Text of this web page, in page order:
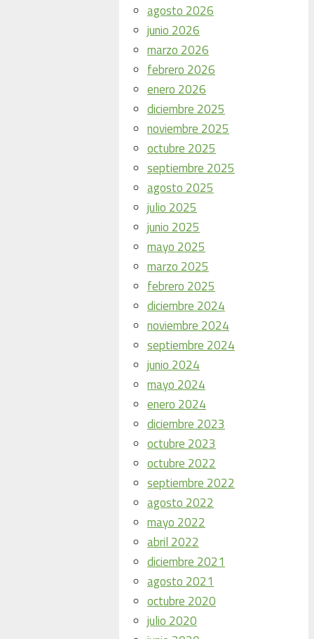
agosto 2026
junio 2026
marzo 2026
febrero 2026
enero 2026
diciembre 2025
noviembre 2025
octubre 2025
septiembre 2025
agosto 2025
julio 2025
junio 2025
mayo 2025
marzo 2025
febrero 2025
diciembre 2024
noviembre 2024
septiembre 2024
junio 2024
mayo 2024
enero 2024
diciembre 2023
octubre 2023
octubre 2022
septiembre 2022
agosto 2022
mayo 2022
abril 2022
diciembre 2021
agosto 2021
octubre 2020
julio 2020